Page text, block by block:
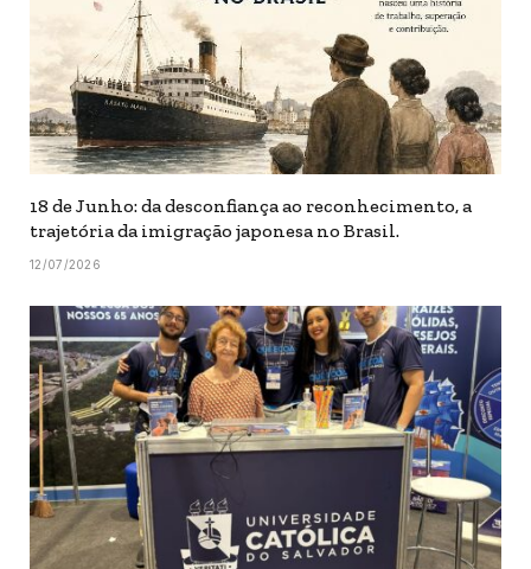
18 de Junho: da desconfiança ao reconhecimento, a
trajetória da imigração japonesa no Brasil.
12/07/2026